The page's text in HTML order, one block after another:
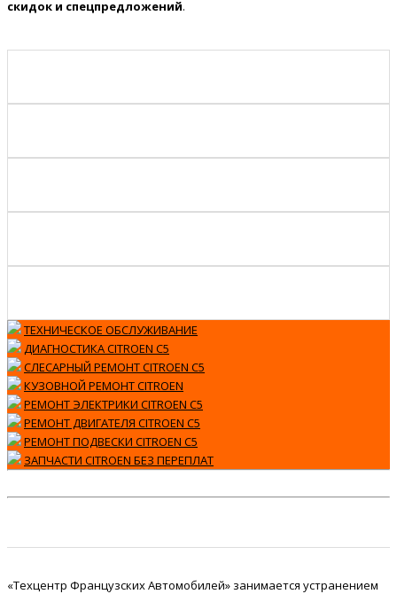
скидок и спецпредложений.
ТЕХНИЧЕСКОЕ ОБСЛУЖИВАНИЕ
ДИАГНОСТИКА CITROEN C5
СЛЕСАРНЫЙ РЕМОНТ CITROEN C5
КУЗОВНОЙ РЕМОНТ CITROEN
РЕМОНТ ЭЛЕКТРИКИ CITROEN C5
РЕМОНТ ДВИГАТЕЛЯ CITROEN C5
РЕМОНТ ПОДВЕСКИ CITROEN C5
ЗАПЧАСТИ CITROEN БЕЗ ПЕРЕПЛАТ
«Техцентр Французских Автомобилей» занимается устранением